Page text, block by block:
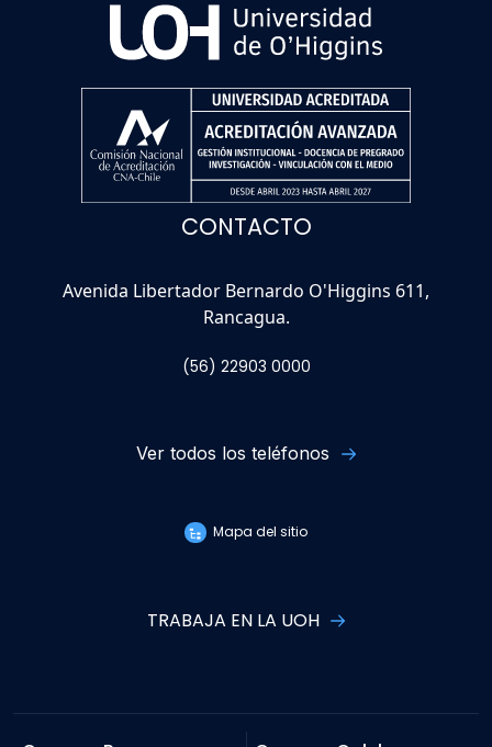
CONTACTO
Avenida Libertador Bernardo O'Higgins 611,
Rancagua.
(56) 22903 0000
Ver todos los teléfonos
Mapa del sitio
TRABAJA EN LA UOH